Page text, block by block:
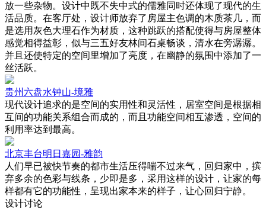
放一些杂物。设计中既不失中式的儒雅同时还体现了现代的生
活品质。在客厅处，设计师放弃了房屋主色调的木质茶几，而
是选用灰色大理石作为材质，这种跳跃的搭配使得与房屋整体
感觉相得益彰，似与三五好友林间石桌畅谈，清水在旁潺潺。
并且还使特定的空间里增加了亮度，在幽静的氛围中添加了一
丝活跃。
贵州六盘水钟山-境雅
现代设计追求的是空间的实用性和灵活性，居室空间是根据相
互间的功能关系组合而成的，而且功能空间相互渗透，空间的
利用率达到最高。
北京丰台明日嘉园-雅韵
人们早已被快节奏的都市生活压得喘不过来气，回归家中，摈
弃多余的色彩与线条，少即是多，采用这样的设计，让家的每
样都有它的功能性，呈现出家本来的样子，让心回归宁静。
设计讨论